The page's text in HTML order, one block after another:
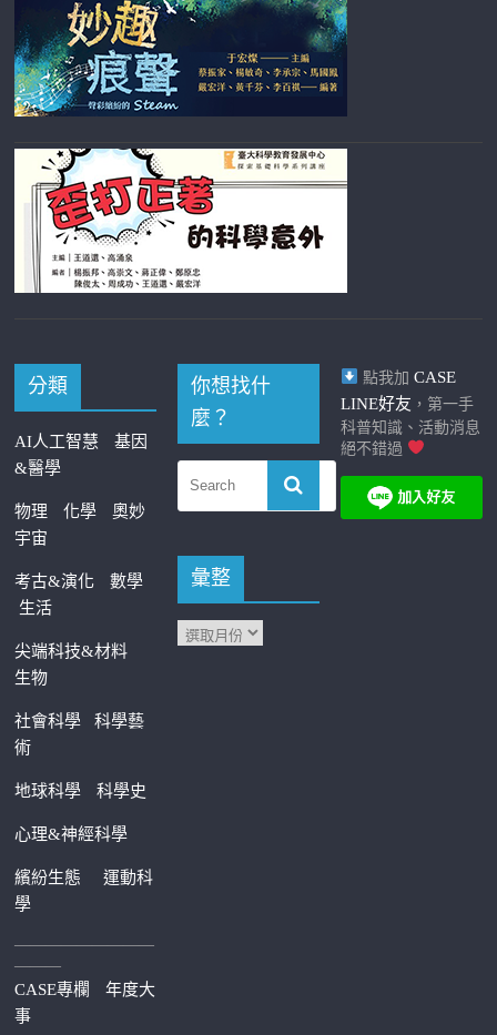
分類
AI人工智慧
基因
&醫學
物理 化學
奧妙
宇宙
考古&演化
數學
生活
尖端科技&材料
生物
社會科學科學藝
術
地球科學 科學史
心理&神經科學
繽紛生態運動科
學
—————————
———
CASE專欄
年度大
事
你想找什
麼？
彙整
點我加 CASE
LINE好友 ，第一手
科普知識、活動消息
絕不錯過